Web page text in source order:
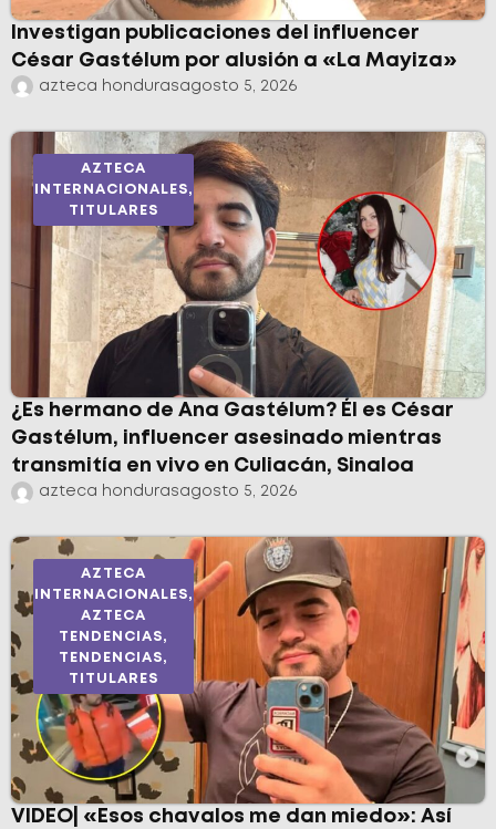
Investigan publicaciones del influencer
César Gastélum por alusión a «La Mayiza»
azteca hondurasagosto 5, 2026
AZTECA
INTERNACIONALES,
TITULARES
¿Es hermano de Ana Gastélum? Él es César
Gastélum, influencer asesinado mientras
transmitía en vivo en Culiacán, Sinaloa
azteca hondurasagosto 5, 2026
AZTECA
INTERNACIONALES,
AZTECA
TENDENCIAS,
TENDENCIAS,
TITULARES
VIDEO| «Esos chavalos me dan miedo»: Así